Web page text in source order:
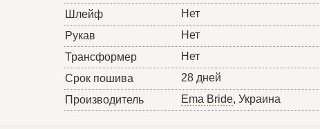
Шлейф
Нет
Рукав
Нет
Трансформер
Нет
Срок пошива
28 дней
Производитель
Ema Bride, Украина